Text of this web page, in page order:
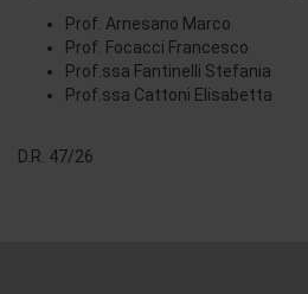
Prof. Arnesano Marco
Prof. Focacci Francesco
Prof.ssa Fantinelli Stefania
Prof.ssa Cattoni Elisabetta
D.R. 47/26